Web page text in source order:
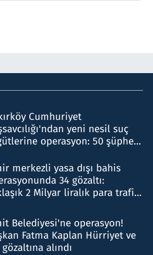
Cumhuriyet
yeni nesil suç
operasyon: 50 şüpheli
merkezli yasa dışı bahis
34 gözaltı:
2 Milyar liralık para trafiği
Belediyesi'ne operasyon!
Fatma Kaplan Hürriyet ve
alındı